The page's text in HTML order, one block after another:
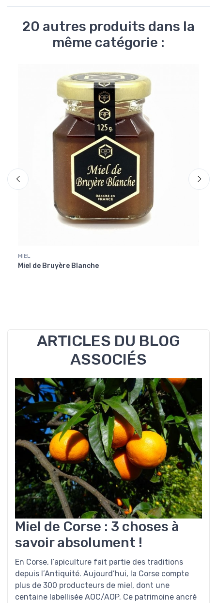
20 autres produits dans la
même catégorie :
MIEL
Miel de Bruyère Blanche
ARTICLES DU BLOG
ASSOCIÉS
Miel de Corse : 3 choses à
savoir absolument !
En Corse, l’apiculture fait partie des traditions
depuis l’Antiquité. Aujourd’hui, la Corse compte
plus de 300 producteurs de miel, dont une
centaine labellisée AOC/AOP. Ce patrimoine ancré